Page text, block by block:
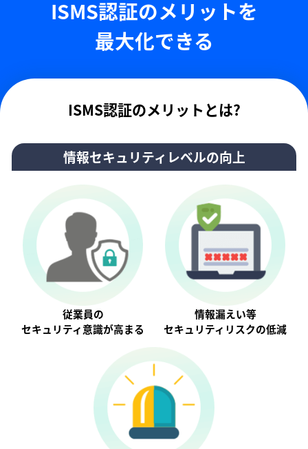
ISMS認証のメリットを
最大化できる
ISMS認証のメリットとは?
情報セキュリティレベルの向上
従業員の
セキュリティ意識が⾼まる
情報漏えい等
セキュリティリスクの低減